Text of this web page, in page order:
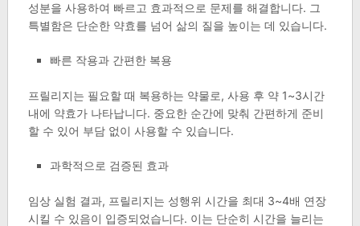
성분을 사용하여 빠르고 효과적으로 문제를 해결합니다. 그
특별함은 단순한 약효를 넘어 삶의 질을 높이는 데 있습니다.
빠른 작용과 간편한 복용
프릴리지는 필요할 때 복용하는 약물로, 사용 후 약 1~3시간
내에 약효가 나타납니다. 중요한 순간에 맞춰 간편하게 준비
할 수 있어 부담 없이 사용할 수 있습니다.
과학적으로 검증된 효과
임상 실험 결과, 프릴리지는 성행위 시간을 최대 3~4배 연장
시킬 수 있음이 입증되었습니다. 이는 단순히 시간을 늘리는